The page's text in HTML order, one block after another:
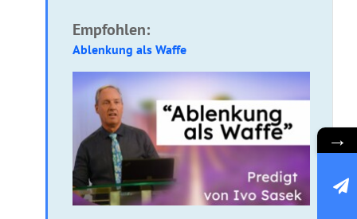
Empfohlen:
Ablenkung als Waffe
→